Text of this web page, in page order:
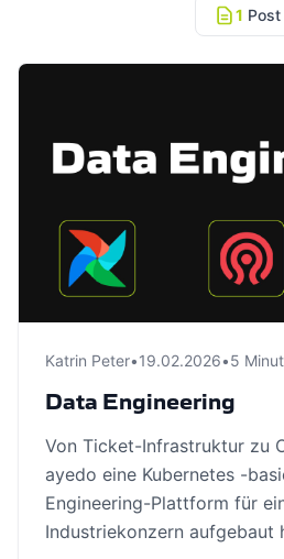
1 Post
Katrin Peter•19.02.2026•5
Data Engineering
Von Ticket-Infrastruktur zu
ayedo eine Kubernetes -
Engineering-Plattform für
Industriekonzern aufgebaut